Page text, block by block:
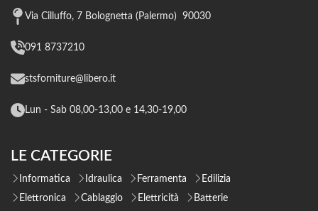
Via Cilluffo, 7 Bolognetta (Palermo) 90030
091 8737210
stsforniture@libero.it
Lun - Sab 08,00-13,00 e 14,30-19,00
LE CATEGORIE
Informatica Idraulica Ferramenta
Edilizia
Elettronica
Cablaggio Elettricità
Batterie